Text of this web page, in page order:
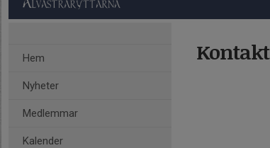
Hem
Nyheter
Medlemmar
Kalender
Kontakt